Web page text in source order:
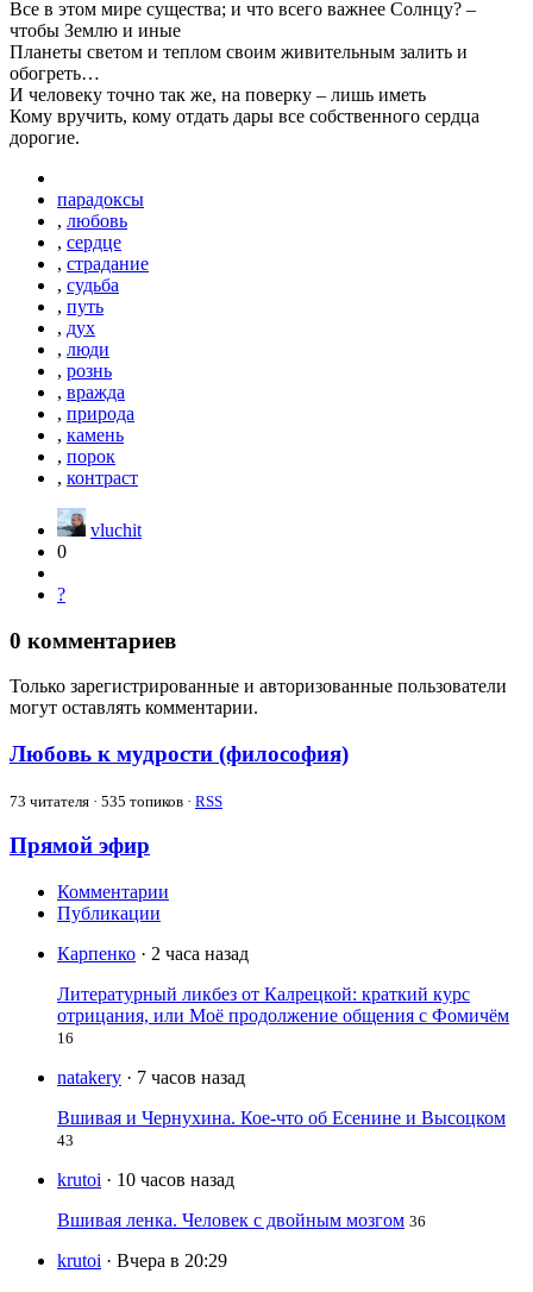
Все в этом мире существа; и что всего важнее Солнцу? –
чтобы Землю и иные
Планеты светом и теплом своим живительным залить и
обогреть…
И человеку точно так же, на поверку – лишь иметь
Кому вручить, кому отдать дары все собственного сердца
дорогие.
парадоксы
, любовь
, сердце
, страдание
, судьба
, путь
, дух
, люди
, рознь
, вражда
, природа
, камень
, порок
, контраст
vluchit
0
?
0 комментариев
Только зарегистрированные и авторизованные пользователи
могут оставлять комментарии.
Любовь к мудрости (философия)
73 читателя · 535 топиков · RSS
Прямой эфир
Комментарии
Публикации
Карпенко · 2 часа назад
Литературный ликбез от Калрецкой: краткий курс
отрицания, или Моё продолжение общения с Фомичём
16
natakery · 7 часов назад
Вшивая и Чернухина. Кое-что об Есенине и Высоцком
43
krutoi · 10 часов назад
Вшивая ленка. Человек с двойным мозгом 36
krutoi · Вчера в 20:29